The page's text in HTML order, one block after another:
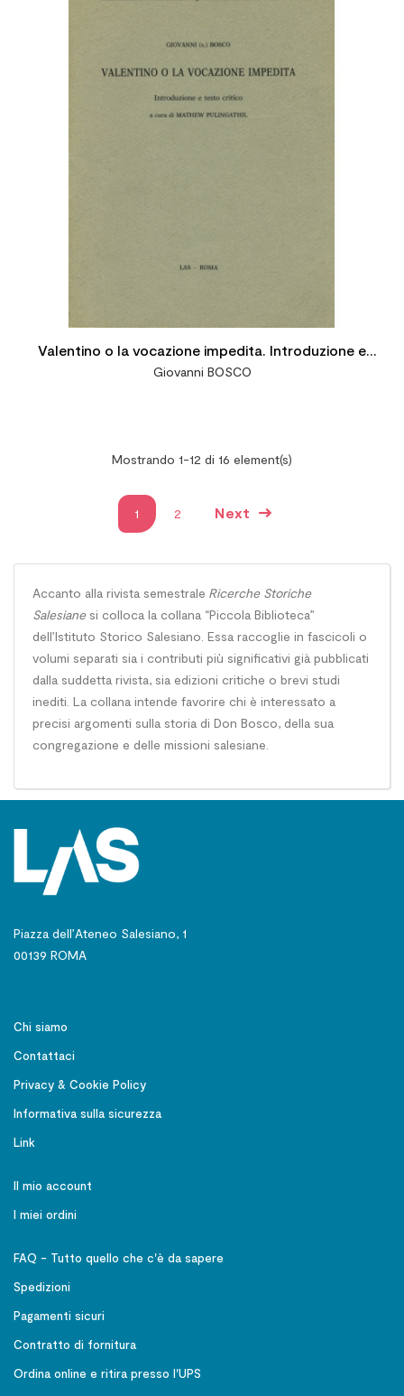
Valentino o la vocazione impedita. Introduzione e
testo critico a cura di M. Pulingathil
Giovanni BOSCO
Mostrando 1-12 di 16 element(s)
1 2 Next
Accanto alla rivista semestrale Ricerche Storiche
Salesianesi colloca la collana “Piccola Biblioteca”
dell’Istituto Storico Salesiano. Essa raccoglie in fascicoli o
volumi separati sia i contributi più significativi già pubblicati
dalla suddetta rivista, sia edizioni critiche o brevi studi
inediti. La collana intende favorire chi è interessato a
precisi argomenti sulla storia di Don Bosco, della sua
congregazione e delle missioni salesiane.
Piazza dell’Ateneo Salesiano, 1
00139 ROMA
Chi siamo
Contattaci
Privacy & Cookie Policy
Informativa sulla sicurezza
Link
Il mio account
I miei ordini
FAQ - Tutto quello che c'è da sapere
Spedizioni
Pagamenti sicuri
Contratto di fornitura
Ordina online e ritira presso l'UPS